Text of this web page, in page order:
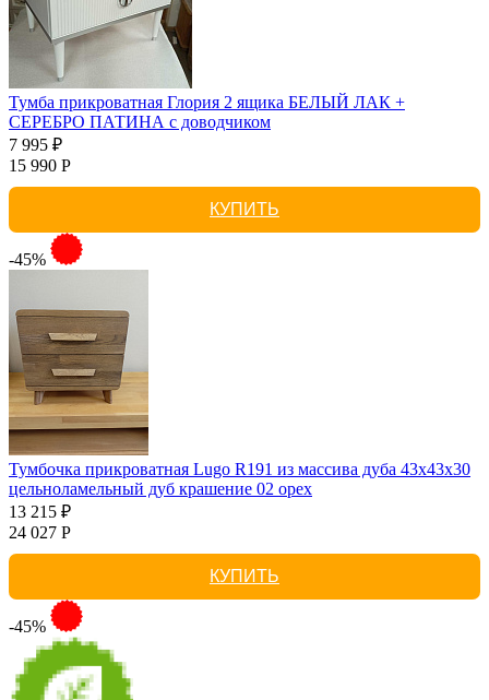
Тумба прикроватная Глория 2 ящика БЕЛЫЙ ЛАК +
СЕРЕБРО ПАТИНА с доводчиком
7 995 ₽
15 990 Р
КУПИТЬ
-45%
Тумбочка прикроватная Lugo R191 из массива дуба 43х43х30
цельноламельный дуб крашение 02 орех
13 215 ₽
24 027 Р
КУПИТЬ
-45%